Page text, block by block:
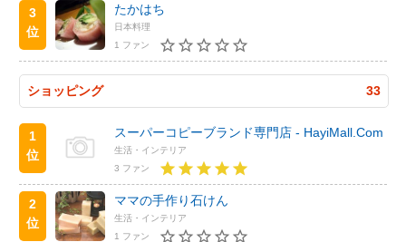
3
位
たかはち
日本料理
1 ファン
ショッピング 33
1
位
スーパーコピーブランド専門店 - HayiMall.Com
生活・インテリア
3 ファン
2
位
ママの手作り石けん
生活・インテリア
1 ファン